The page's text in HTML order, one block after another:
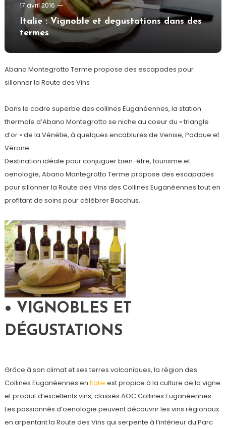
17 avril 2016
admin
Italie : Vignoble et degustations dans des
termes
Abano Montegrotto Terme propose des escapades pour
sillonner la Route des Vins
Dans le cadre superbe des collines Euganéennes, la station
thermale d’Abano Montegrotto se niche au coeur du « triangle
d’or » de la Vénétie, à quelques encablures de Venise, Padoue et
Vérone.
Destination idéale pour conjuguer bien-être, tourisme et
oenologie, Abano Montegrotto Terme propose des escapades
pour sillonner la Route des Vins des Collines Euganéennes tout en
profitant de soins pour célébrer Bacchus.
• VIGNOBLES ET
DÉGUSTATIONS
Grâce à son climat et ses terres volcaniques, la région des
Collines Euganéennes en Italie est propice à la culture de la vigne
et produit d’excellents vins, classés AOC Collines Euganéennes.
Les passionnés d’oenologie peuvent découvrir les vins régionaux
en arpentant la Route des Vins qui serpente à l’intérieur du Parc